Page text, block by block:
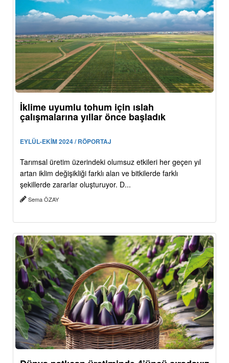
İklime uyumlu tohum için ıslah
çalışmalarına yıllar önce başladık
EYLÜL-EKİM 2024 / RÖPORTAJ
Tarımsal üretim üzerindeki olumsuz etkileri her geçen yıl
artan iklim değişikliği farklı alan ve bitkilerde farklı
şekillerde zararlar oluşturuyor. D...
Sema ÖZAY